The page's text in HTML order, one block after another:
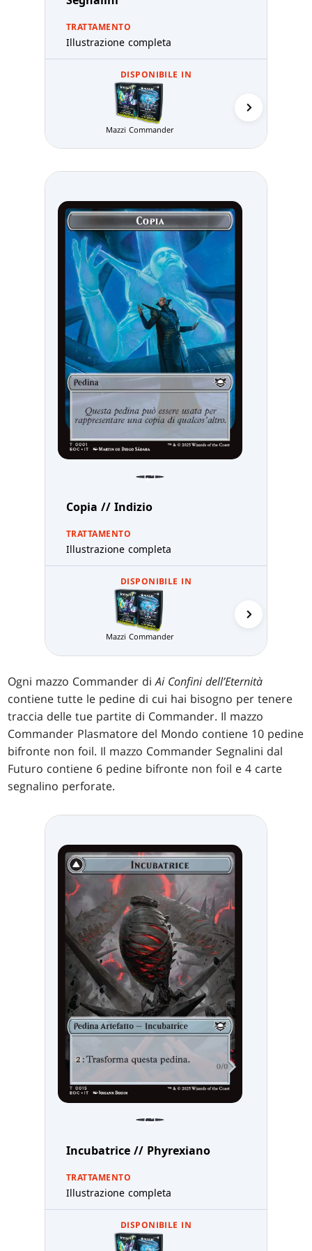
TRATTAMENTO
Illustrazione completa
DISPONIBILE IN
Mazzi Commander
Copia // Indizio
TRATTAMENTO
Illustrazione completa
DISPONIBILE IN
Mazzi Commander
Ogni mazzo Commander diAi Confini dell’Eternità
contiene tutte le pedine di cui hai bisogno per tenere
traccia delle tue partite di Commander. Il mazzo
Commander Plasmatore del Mondo contiene 10 pedine
bifronte non foil. Il mazzo Commander Segnalini dal
Futuro contiene 6 pedine bifronte non foil e 4 carte
segnalino perforate.
Incubatrice // Phyrexiano
TRATTAMENTO
Illustrazione completa
DISPONIBILE IN